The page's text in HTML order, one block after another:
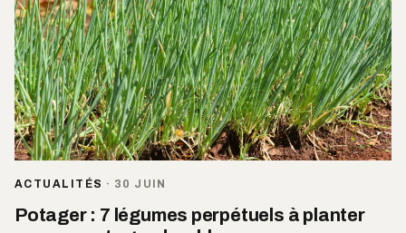
ACTUALITÉS · 30 JUIN
Potager : 7 légumes perpétuels à planter